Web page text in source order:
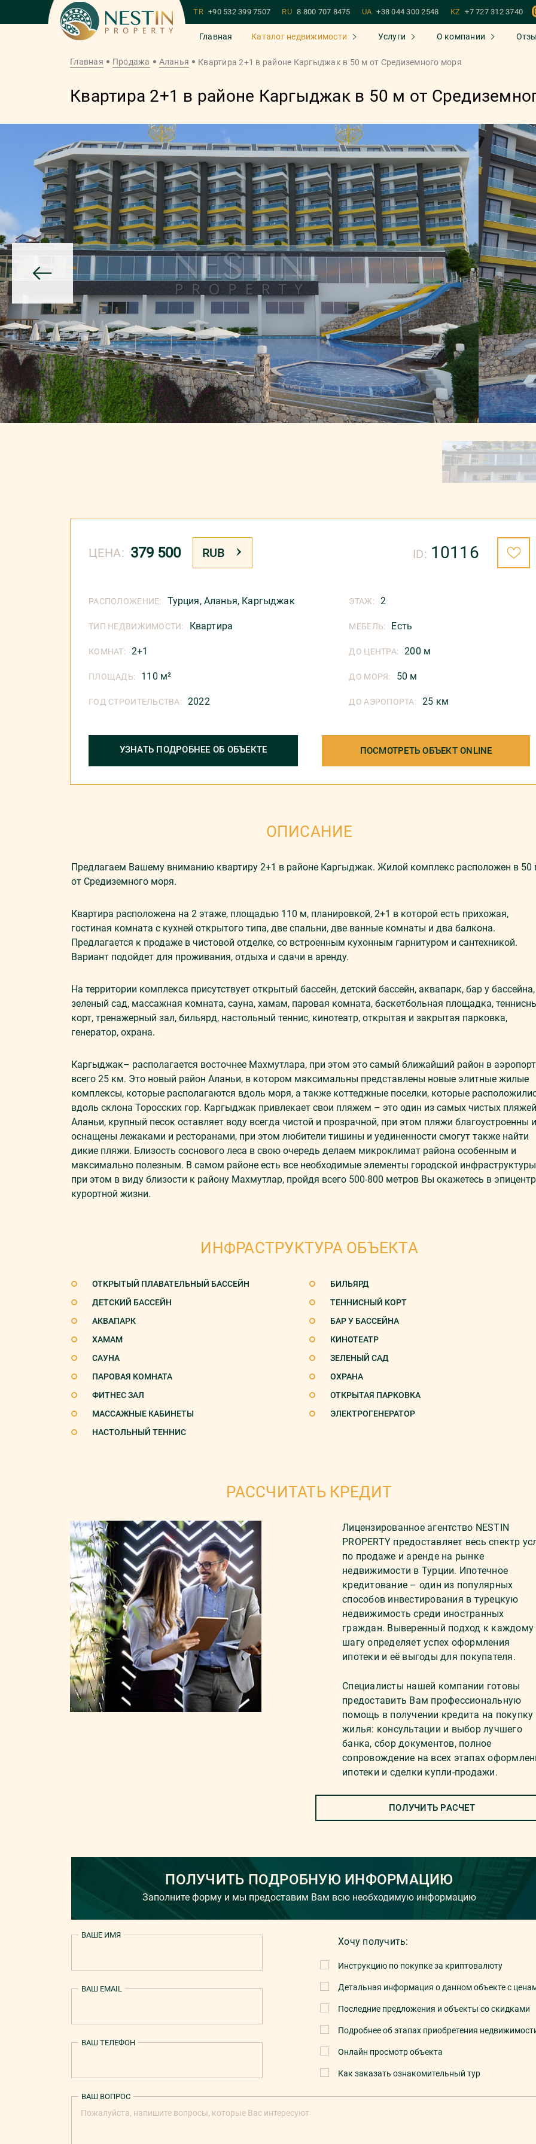
TR +90 532 399 7507 RU 8 800 707 8475 UA +38 044 300 2548 KZ +7 727 312 3740
Главная Каталог недвижимости Услуги О компании
Главная Продажа Аланья Квартира 2+1 в районе Каргыджак в 50 м от Средиземного моря
Квартира 2+1 в районе Каргыджак в 50 м от
ЦЕНА: 379 500 RUB ID: 10116
РАСПОЛОЖЕНИЕ: Турция, Аланья, Каргыджак ЭТАЖ: 2
ТИП НЕДВИЖИМОСТИ: Квартира МЕБЕЛЬ: Есть
КОМНАТ: 2+1 ДО ЦЕНТРА: 200 м
ПЛОЩАДЬ: 110 м² ДО МОРЯ: 50 м
ГОД СТРОИТЕЛЬСТВА: 2022 ДО АЭРОПОРТА: 25 км
УЗНАТЬ ПОДРОБНЕЕ ОБ ОБЪЕКТЕ ПОСМОТРЕТЬ ОБЪЕКТ ONLINE
ОПИСАНИЕ
Предлагаем Вашему вниманию квартиру 2+1 в районе Каргыджак. Жилой комплекс расположен в 50
от Средиземного моря.
Квартира расположена на 2 этаже, площадью 110 м, планировкой, 2+1 в которой есть прихожая,
гостиная комната с кухней открытого типа, две спальни, две ванные комнаты и два балкона.
Предлагается к продаже в чистовой отделке, со встроенным кухонным гарнитуром и сантехникой.
Вариант подойдет для проживания, отдыха и сдачи в аренду.
На территории комплекса присутствует открытый бассейн, детский бассейн, аквапарк, бар у бассейна,
зеленый сад, массажная комната, сауна, хамам, паровая комната, баскетбольная площадка,
корт, тренажерный зал, бильярд, настольный теннис, кинотеатр, открытая и закрытая парковка,
генератор, охрана.
Каргыджак– располагается восточнее Махмутлара, при этом это самый ближайший район в
всего 25 км. Это новый район Аланьи, в котором максимальны представлены новые элитные жилые
комплексы, которые располагаются вдоль моря, а также коттеджные поселки, которые
вдоль склона Торосских гор. Каргыджак привлекает свои пляжем – это один из самых чистых пляжей
Аланьи, крупный песок оставляет воду всегда чистой и прозрачной, при этом пляжи благоустроенны и
оснащены лежаками и ресторанами, при этом любители тишины и уединенности смогут также найти
дикие пляжи. Близость соснового леса в свою очередь делаем микроклимат района особенным и
максимально полезным. В самом районе есть все необходимые элементы городской
при этом в виду близости к району Махмутлар, пройдя всего 500-800 метров Вы окажетесь в
курортной жизни.
ИНФРАСТРУКТУРА ОБЪЕКТА
ОТКРЫТЫЙ ПЛАВАТЕЛЬНЫЙ БАССЕЙН
ДЕТСКИЙ БАССЕЙН
АКВАПАРК
ХАМАМ
САУНА
ПАРОВАЯ КОМНАТА
ФИТНЕС ЗАЛ
МАССАЖНЫЕ КАБИНЕТЫ
НАСТОЛЬНЫЙ ТЕННИС
БИЛЬЯРД
ТЕННИСНЫЙ КОРТ
БАР У БАССЕЙНА
КИНОТЕАТР
ЗЕЛЕНЫЙ САД
ОХРАНА
ОТКРЫТАЯ ПАРКОВКА
ЭЛЕКТРОГЕНЕРАТОР
РАССЧИТАТЬ КРЕДИТ
Лицензированное агентство NESTIN
PROPERTY предоставляет весь спектр
по продаже и аренде на рынке
недвижимости в Турции. Ипотечное
кредитование – один из популярных
способов инвестирования в турецкую
недвижимость среди иностранных
граждан. Выверенный подход к каждому
шагу определяет успех оформления
ипотеки и её выгоды для покупателя.
Специалисты нашей компании готовы
предоставить Вам профессиональную
помощь в получении кредита на покупку
жилья: консультации и выбор лучшего
банка, сбор документов, полное
сопровождение на всех этапах
ипотеки и сделки купли-продажи.
ПОЛУЧИТЬ РАСЧЕТ
ПОЛУЧИТЬ ПОДРОБНУЮ ИНФОРМАЦИЮ
Заполните форму и мы предоставим Вам всю необходимую информацию
ВАШЕ ИМЯ
ВАШ EMAIL
ВАШ ТЕЛЕФОН
Хочу получить:
Инструкцию по покупке за криптовалюту
Детальная информация о данном объекте с
Последние предложения и объекты со скидками
Подробнее об этапах приобретения
Онлайн просмотр объекта
Как заказать ознакомительный тур
ВАШ ВОПРОС